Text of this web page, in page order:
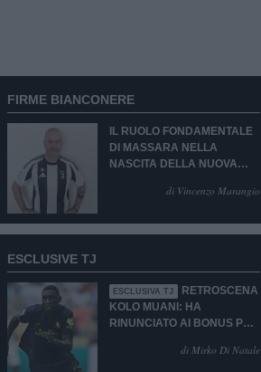
FIRME BIANCONERE
IL RUOLO FONDAMENTALE
DI MASSARA NELLA
NASCITA DELLA NUOVA
di Vincenzo Marangio
ESCLUSIVE TJ
ESCLUSIVA TJ
RETROSCENA
KOLO MUANI: HA
RINUNCIATO AI BONUS PUR
di Mirko Di Natale